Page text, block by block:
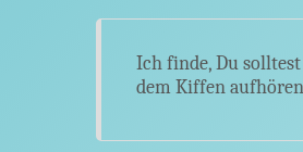
Ich finde, Du
dem Kiffen